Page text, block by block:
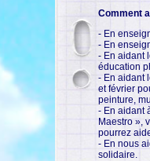
Comment
- En
- En
- En aidant
éducation
- En aidant
et février
peinture,
- En aidant
Maestro »,
pourrez
- En nous
solidaire.